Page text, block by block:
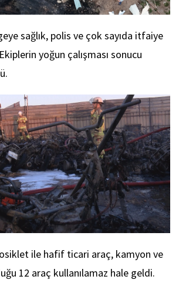
sağlık, polis ve çok sayıda itfaiye
yoğun çalışması sonucu
ile hafif ticari araç, kamyon ve
12 araç kullanılamaz hale geldi.